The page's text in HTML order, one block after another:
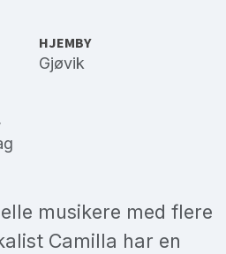
HJEMBY
Gjøvik
musikere med flere
Camilla har en